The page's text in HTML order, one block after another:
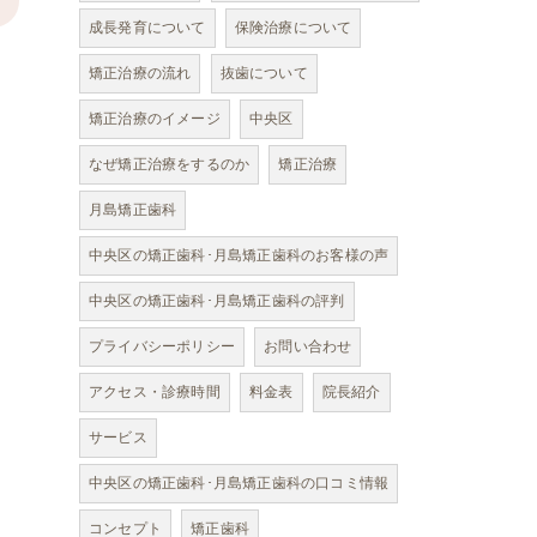
成長発育について
保険治療について
矯正治療の流れ
抜歯について
矯正治療のイメージ
中央区
なぜ矯正治療をするのか
矯正治療
月島矯正歯科
中央区の矯正歯科･月島矯正歯科のお客様の声
中央区の矯正歯科･月島矯正歯科の評判
プライバシーポリシー
お問い合わせ
アクセス・診療時間
料金表
院長紹介
サービス
中央区の矯正歯科･月島矯正歯科の口コミ情報
コンセプト
矯正歯科